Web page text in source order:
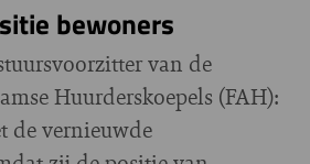
bewoners
van de
Huurderskoepels (FAH):
de vernieuwde